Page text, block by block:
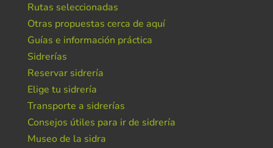
Rutas seleccionadas
Otras propuestas cerca de aquí
Guías e información práctica
Sidrerías
Reservar sidrería
Elige tu sidrería
Transporte a sidrerías
Consejos útiles para ir de sidrería
Museo de la sidra